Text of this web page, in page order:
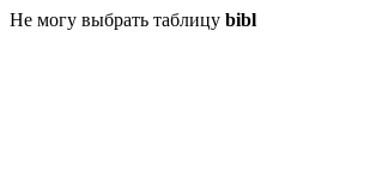
Не могу выбрать таблицу bibl